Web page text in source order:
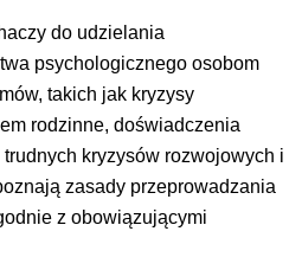
do udzielania
psychologicznego osobom
takich jak kryzysy
rodzinne, doświadczenia
kryzysów rozwojowych i
zasady przeprowadzania
z obowiązującymi